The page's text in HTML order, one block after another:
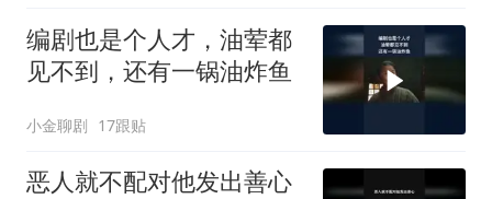
编剧也是个人才，油荤都
见不到，还有一锅油炸鱼
小金聊剧 17跟贴
恶人就不配对他发出善心